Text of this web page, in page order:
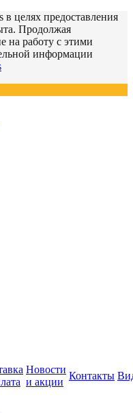
в целях предоставления
Продолжая
на работу с этими
информации
Новости
и акции
Контакты